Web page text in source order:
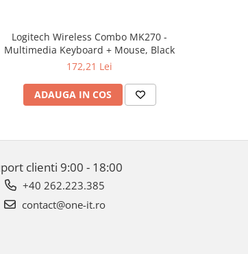
Logitech Wireless Combo MK270 -
Multimedia Keyboard + Mouse, Black
172,21 Lei
ADAUGA IN COS
clienti 9:00 - 18:00
+40 262.223.385
contact@one-it.ro